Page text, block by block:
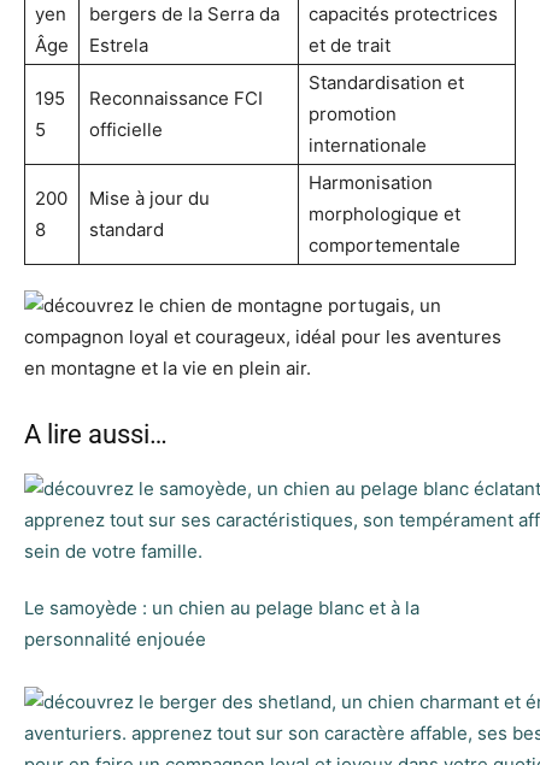
yen
Âge
bergers de la Serra da
Estrela
capacités protectrices
et de trait
195
5
Reconnaissance FCI
officielle
Standardisation et
promotion
internationale
200
8
Mise à jour du
standard
Harmonisation
morphologique et
comportementale
A lire aussi…
Le samoyède : un chien au pelage blanc et à la
personnalité enjouée